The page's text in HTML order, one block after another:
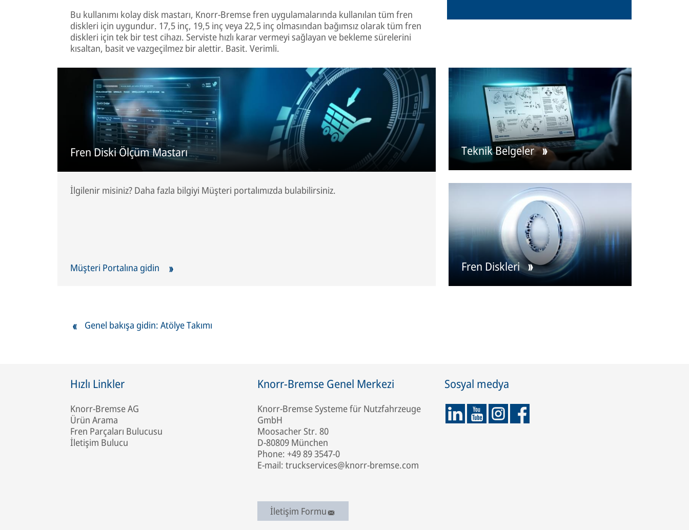
Bu kullanımı kolay disk mastarı, Knorr-Bremse fren uygulamalarında kullanılan tüm fren
diskleri için uygundur. 17,5 inç, 19,5 inç veya 22,5 inç olmasından bağımsız olarak tüm fren
diskleri için tek bir test cihazı. Serviste hızlı karar vermeyi sağlayan ve bekleme sürelerini
kısaltan, basit ve vazgeçilmez bir alettir. Basit. Verimli.
Fren Diski Ölçüm Mastarı
İlgilenir misiniz? Daha fazla bilgiyi Müşteri portalımızda bulabilirsiniz.
Müşteri Portalına gidin
Teknik Belgeler
Fren Diskleri
Genel bakışa gidin: Atölye Takımı
Hızlı Linkler
Knorr-Bremse AG
Ürün Arama
Fren Parçaları Bulucusu
İletişim Bulucu
Knorr-Bremse Genel Merkezi
Knorr-Bremse Systeme für Nutzfahrzeuge
GmbH
Moosacher Str. 80
D-80809 München
Phone: +49 89 3547-0
E-mail: truckservices@knorr-bremse.com
İletişim Formu
Sosyal medya